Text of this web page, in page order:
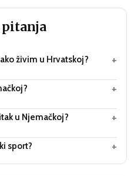
pitanja
živim u Hrvatskoj? +
+
u Njemačkoj? +
sport? +